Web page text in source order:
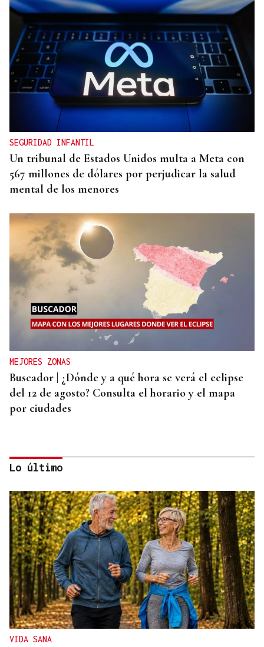
SEGURIDAD INFANTIL
Un tribunal de Estados Unidos multa a Meta con
567 millones de dólares por perjudicar la salud
mental de los menores
MEJORES ZONAS
Buscador | ¿Dónde y a qué hora se verá el eclipse
del 12 de agosto? Consulta el horario y el mapa
por ciudades
AHORRO ENERGÉTICO
La UE lanza una campaña de ahorro energético
doméstico
Lo último
VIDA SANA